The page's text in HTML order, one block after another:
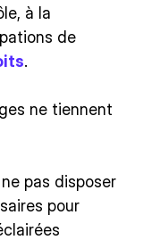
à la
de
.
ne tiennent
pas disposer
pour